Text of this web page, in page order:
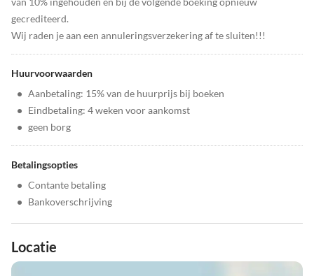
gecrediteerd.
Wij raden je aan een annuleringsverzekering af te sluiten!!!
Huurvoorwaarden
• Aanbetaling: 15% van de huurprijs bij boeken
• Eindbetaling: 4 weken voor aankomst
• geen borg
Betalingsopties
• Contante betaling
• Bankoverschrijving
Locatie